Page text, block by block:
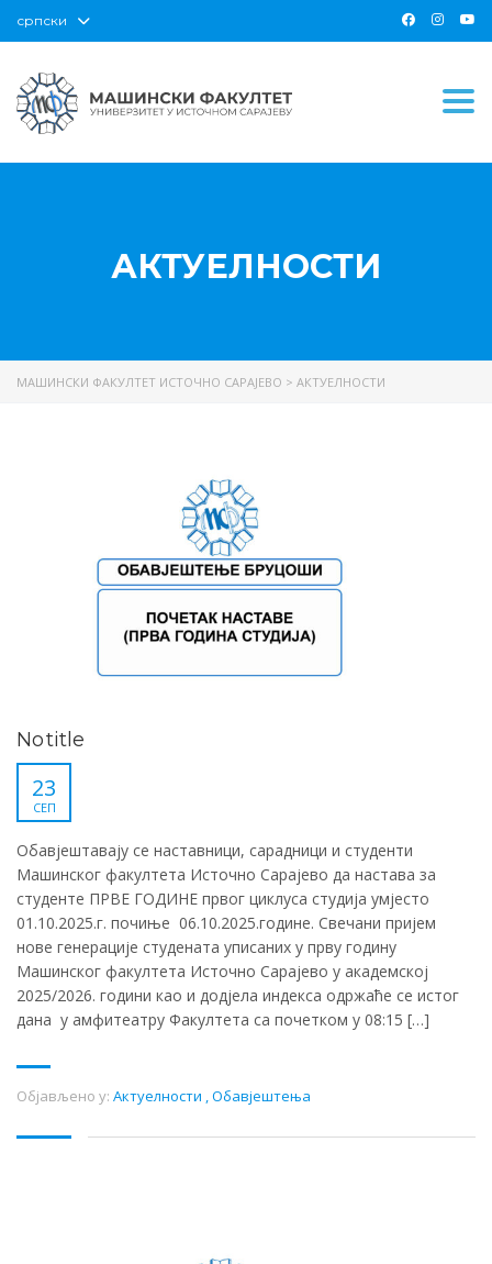
српски
АКТУЕЛНОСТИ
МАШИНСКИ ФАКУЛТЕТ ИСТОЧНО САРАЈЕВО > АКТУЕЛНОСТИ
No title
23
СЕП
Обавјештавају се наставници, сарадници и студенти
Машинског факултета Источно Сарајево да настава за
студенте ПРВЕ ГОДИНЕ првог циклуса студија умјесто
01.10.2025.г. почиње 06.10.2025.године. Свечани пријем
нове генерације студената уписаних у прву годину
Машинског факултета Источно Сарајево у академској
2025/2026. години као и додјела индекса одржаће се истог
дана у амфитеатру Факултета са почетком у 08:15 […]
Објављено у: Актуелности Обавјештења